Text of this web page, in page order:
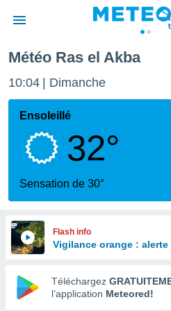
de
Météo Ras el Akba
10:04 Dimanche
Ensoleillé
32°
Sensation de 30°
Flash info
Vigilance orange :
Téléchargez
l’application Meteored!